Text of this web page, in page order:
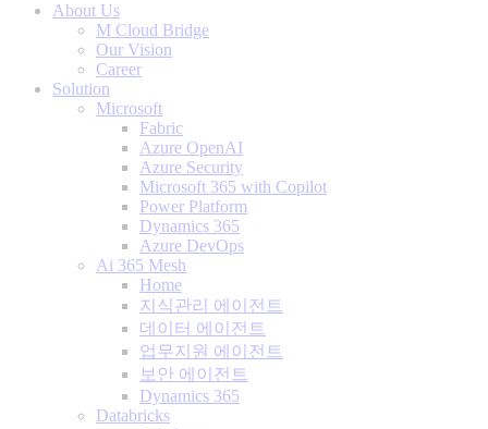
About Us
M Cloud Bridge
Our Vision
Career
Solution
Microsoft
Fabric
Azure OpenAI
Azure Security
Microsoft 365 with Copilot
Power Platform
Dynamics 365
Azure DevOps
Ai 365 Mesh
Home
지식관리 에이전트
데이터 에이전트
업무지원 에이전트
보안 에이전트
Dynamics 365
Databricks